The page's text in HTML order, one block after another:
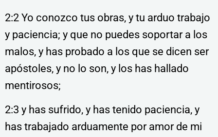
2:2 Yo conozco tus obras, y tu arduo trabajo
y paciencia; y que no puedes soportar a los
malos, y has probado a los que se dicen ser
apóstoles, y no lo son, y los has hallado
mentirosos;
2:3 y has sufrido, y has tenido paciencia, y
has trabajado arduamente por amor de mi